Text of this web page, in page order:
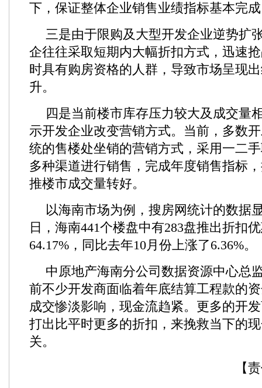
下，保证整体企业销售业绩指标基本完
三是由于限购及大型开发企业逆势扩
企往往采取短期内大幅折扣方式，迅速
时具有购房资格的人群，导致市场呈现
升。
四是当前楼市库存压力较大及成交量
示开发企业改变营销方式。当前，多数
统的售楼处坐销的营销方式，采用一二
多种渠道进行销售，完成年度销售指标
推楼市成交量转好。
以海南市场为例，搜房网统计的数据
日，海南441个楼盘中有283盘推出折扣
64.17%，同比去年10月份上涨了6.36%。
中原地产海南分公司数据资源中心总
前不少开发商面临着年底结算工程款的
成交惨淡影响，现金流趋紧。更多的开
打出比平时更多的折扣，来挽救当下的
关。
【